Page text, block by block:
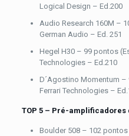
Logical Design – Ed.200
Audio Research 160M –
German Audio – Ed. 251
Hegel H30 – 99 pontos
Technologies – Ed.210
D´Agostino Momentum
Ferrari Technologies –
TOP 5 – Pré-amplificadores
Boulder 508 – 102